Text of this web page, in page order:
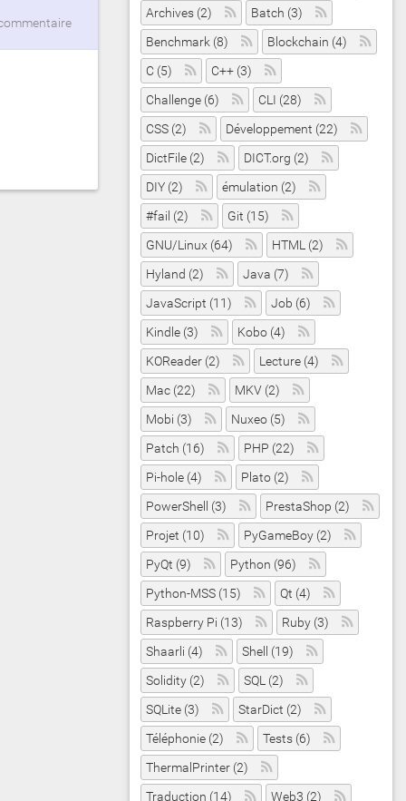
Archives (2)
Batch (3)
Benchmark (8)
Blockchain (4)
C (5)
C++ (3)
Challenge (6)
CLI (28)
CSS (2)
Développement (22)
DictFile (2)
DICT.org (2)
DIY (2)
émulation (2)
#fail (2)
Git (15)
GNU/Linux (64)
HTML (2)
Hyland (2)
Java (7)
JavaScript (11)
Job (6)
Kindle (3)
Kobo (4)
KOReader (2)
Lecture (4)
Mac (22)
MKV (2)
Mobi (3)
Nuxeo (5)
Patch (16)
PHP (22)
Pi-hole (4)
Plato (2)
PowerShell (3)
PrestaShop (2)
Projet (10)
PyGameBoy (2)
PyQt (9)
Python (96)
Python-MSS (15)
Qt (4)
Raspberry Pi (13)
Ruby (3)
Shaarli (4)
Shell (19)
Solidity (2)
SQL (2)
SQLite (3)
StarDict (2)
Téléphonie (2)
Tests (6)
ThermalPrinter (2)
Traduction (14)
Web3 (2)